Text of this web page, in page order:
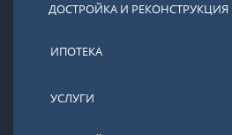
ДОСТРОЙКА И РЕКОНСТРУКЦИЯ
ИПОТЕКА
УСЛУГИ